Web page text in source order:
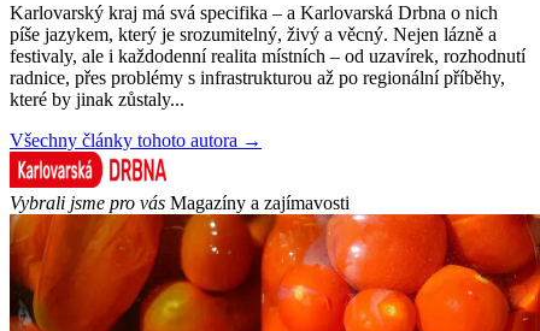
Karlovarský kraj má svá specifika – a Karlovarská Drbna o nich
píše jazykem, který je srozumitelný, živý a věcný. Nejen lázně a
festivaly, ale i každodenní realita místních – od uzavírek, rozhodnutí
radnice, přes problémy s infrastrukturou až po regionální příběhy,
které by jinak zůstaly...
Všechny články tohoto autora →
Vybrali jsme pro vás Magazíny a zajímavosti